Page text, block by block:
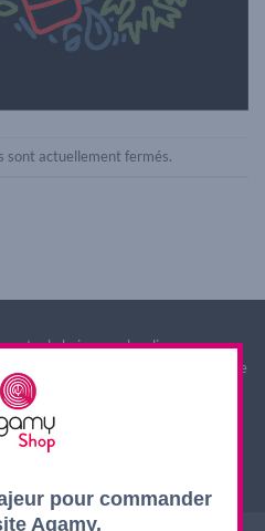
sont actuellement fermés.
de boissons alcooliques aux
de 18 ans. La preuve de majorité de
au moment de la vente en ligne.
est dangereux pour la santé, à
L. 3342-1 et L. 3353-3
pour commander
Agamy.